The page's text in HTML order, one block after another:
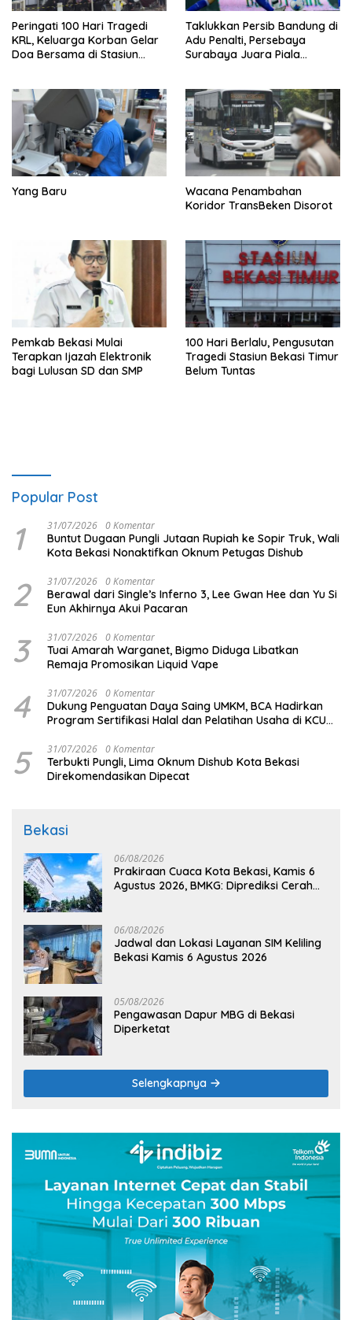
Peringati 100 Hari Tragedi
KRL, Keluarga Korban Gelar
Doa Bersama di Stasiun
Taklukkan Persib Bandung di
Adu Penalti, Persebaya
Surabaya Juara Piala
Yang Baru
Wacana Penambahan
Koridor TransBeken Disorot
Pemkab Bekasi Mulai
Terapkan Ijazah Elektronik
bagi Lulusan SD dan SMP
100 Hari Berlalu, Pengusutan
Tragedi Stasiun Bekasi Timur
Belum Tuntas
Popular Post
1 31/07/2026 0 Komentar
Buntut Dugaan Pungli Jutaan Rupiah ke Sopir Truk, Wali
Kota Bekasi Nonaktifkan Oknum Petugas Dishub
2 31/07/2026 0 Komentar
Berawal dari Single’s Inferno 3, Lee Gwan Hee dan Yu Si
Eun Akhirnya Akui Pacaran
3 31/07/2026 0 Komentar
Tuai Amarah Warganet, Bigmo Diduga Libatkan
Remaja Promosikan Liquid Vape
4 31/07/2026 0 Komentar
Dukung Penguatan Daya Saing UMKM, BCA Hadirkan
Program Sertifikasi Halal dan Pelatihan Usaha di KCU
5 31/07/2026 0 Komentar
Terbukti Pungli, Lima Oknum Dishub Kota Bekasi
Direkomendasikan Dipecat
Bekasi
06/08/2026
Prakiraan Cuaca Kota Bekasi, Kamis 6
Agustus 2026, BMKG: Diprediksi Cerah
06/08/2026
Jadwal dan Lokasi Layanan SIM Keliling
Bekasi Kamis 6 Agustus 2026
05/08/2026
Pengawasan Dapur MBG di Bekasi
Diperketat
Selengkapnya